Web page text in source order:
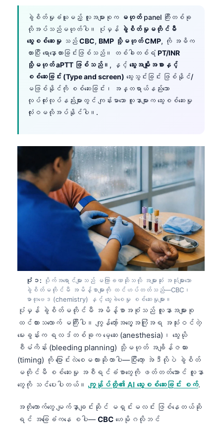
ခွဲစိတ်မှုခံယူမည့် လူအများစုက မဟုတ်panel ကြီးတစ်ခု
လိုအပ်သည်မဟုတ်ပါ။ ပုံမှန် ခွဲစိတ်မှုမတိုင်မီ
သွေးစစ်ဆေးမှု သည် CBC, BMP သို့မဟုတ် CMP, ကို အဓိက
ထားပြီး ရောနှောထားခြင်းဖြစ်သည်။ တစ်ခါတစ်ရံ PT/INR
သို့မဟုတ် aPTT ဖြစ်သည်။ , နှင့် သွေးအမျိုးအစားနှင့်
စစ်ဆေးခြင်း (Type and screen) သွေးသွင်းခြင်း ဖြစ်နိုင်/
မဖြစ်နိုင်ကို စစ်ဆေးခြင်း၊ အန္တရာယ်နည်းသော
လုပ်ထုံးလုပ်နည်းများတွင် ကျန်းမာသော လူနာများက သွေးစစ်ဆေးမှု
လုံးဝမလိုအပ်နိုင်ပါ။.
ပုံ ၁: ပိုက်အရောင်များသည် မကြာခဏဆိုသလို အများဆုံး အသုံးများသော
ခွဲစိတ်မတိုင်မီ အမိန့်စာများကို ထင်ဟပ်တတ်သည်—CBC၊
ဓာတုဗေဒ (chemistry) နှင့် သွေးခဲစေမှု စစ်ဆေးမှုများ။
ပုံမှန် ခွဲစိတ်မတိုင်မီ အမိန့်စာအစုံသည် လူနာအများစု
ထင်ထားသလောက် မကြီးပါ။ ကျွန်တော့်အတွေ့အကြုံအရ အသုံးဝင်တဲ့
မေးခွန်းက ရလဒ်တစ်ခုက မေ့ဆေး (anesthesia)၊ သွေးယို
စီမံကိန်း (bleeding planning) သို့မဟုတ် အချိန်ဇယား
(timing) ကို ပြောင်းလဲစေမလားဆိုတာပါ—ပြီးတော့ အဲဒီလိုပဲ ခွဲစိတ်
မတိုင်မီ စစ်ဆေးမှု အစီရင်ခံစာတွေကို ဖတ်တတ်အောင် လူနာ
တွေကို သင်ပေးပါတယ်။ ကျွန်ုပ်တို့၏ AI သွေးစစ်ဆေးခြင်း စက်.
အတိုကောက်တွေ မျက်နှာချင်းဆိုင် မရှင်းမလင်း ဖြစ်နေတယ်ဆို
ရင် အခြေခံကနေ စပါ— CBC ဟေမိုဂလိုဘင်